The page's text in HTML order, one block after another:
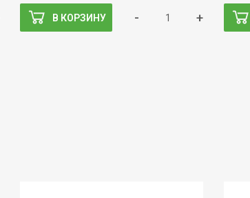
В КОРЗИНУ - +